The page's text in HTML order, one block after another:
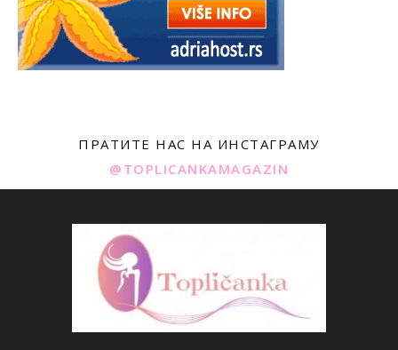
ПРАТИТЕ НАС НА ИНСТАГРАМУ
@TOPLICANKAMAGAZIN